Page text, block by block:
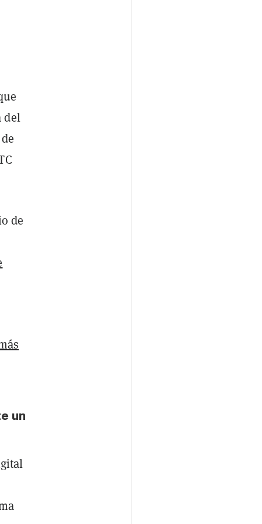
del
de
un